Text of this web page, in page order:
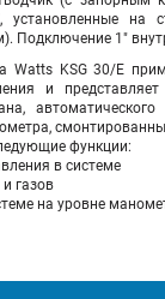
установленные на
Подключение 1"
Watts KSG 30/E
и
функции:
в системе
газов
на уровне